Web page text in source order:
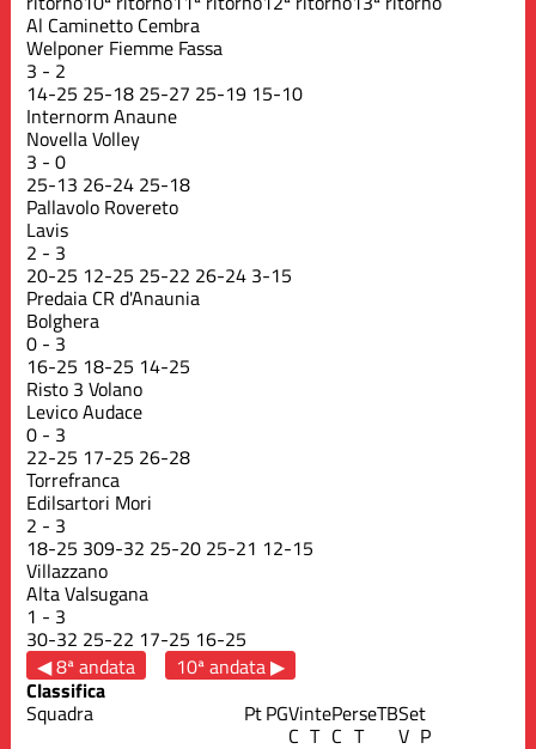
Al Caminetto Cembra
Welponer Fiemme Fassa
3 - 2
14-25 25-18 25-27 25-19 15-10
Internorm Anaune
Novella Volley
3 -0
25-13 26-24 25-18
Pallavolo Rovereto
Lavis
2 - 3
20-25 12-25 25-22 26-24 3-15
Predaia CR d'Anaunia
Bolghera
0 - 3
16-25 18-25 14-25
Risto 3 Volano
Levico Audace
0 - 3
22-25 17-25 26-28
Torrefranca
Edilsartori Mori
2 - 3
18-25 309-32 25-20 25-21 12-15
Villazzano
Alta Valsugana
1 - 3
30-32 25-22 17-25 16-25
◀ 8ª andata
10ª andata ▶
Classifica
Squadra PtPGVintePerseTBSet
C T C T V P